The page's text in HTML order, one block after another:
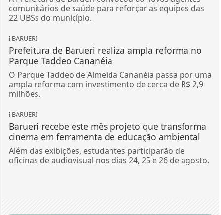
comunitários de saúde para reforçar as equipes das
22 UBSs do município.
BARUERI
Prefeitura de Barueri realiza ampla reforma no
Parque Taddeo Cananéia
O Parque Taddeo de Almeida Cananéia passa por uma
ampla reforma com investimento de cerca de R$ 2,9
milhões.
BARUERI
Barueri recebe este mês projeto que transforma
cinema em ferramenta de educação ambiental
Além das exibições, estudantes participarão de
oficinas de audiovisual nos dias 24, 25 e 26 de agosto.